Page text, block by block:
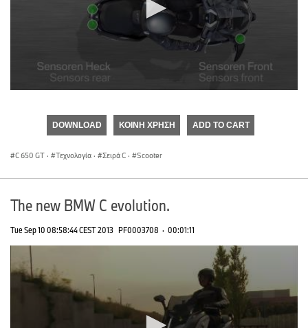
seconds
DOWNLOAD ΚΟΙΝΉ ΧΡΉΣΗ ADD TO CART
C 650 GT · Τεχνολογία · Σειρά C · Scooter
The new BMW C evolution.
Tue Sep 10 08:58:44 CEST 2013 PF0003708 · 00:01:11